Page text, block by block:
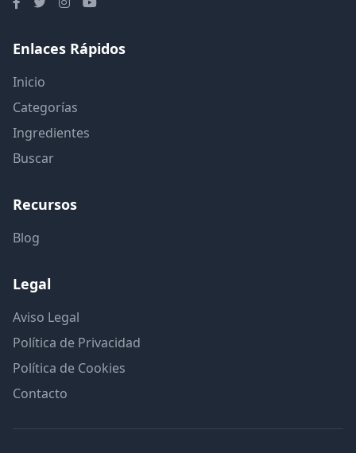
Enlaces Rápidos
Inicio
Categorías
Ingredientes
Buscar
Recursos
Blog
Legal
Aviso Legal
Política de Privacidad
Política de Cookies
Contacto